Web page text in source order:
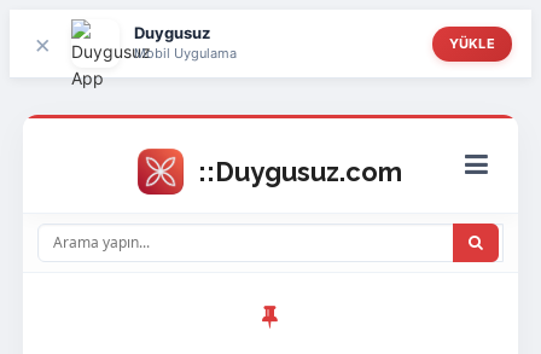
× Duygusuz
Mobil Uygulama
YÜKLE